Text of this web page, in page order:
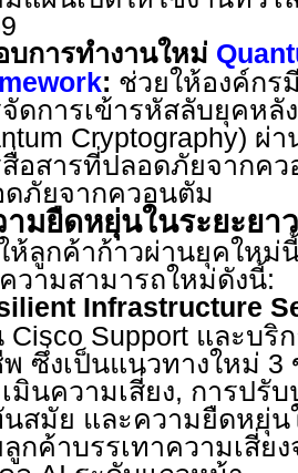
บการทำงานใหม่
: ช่วยให้องค์กร
ดการเข้ารหัสลับยุคหลั
Cryptography) ผ่า
สื่อสารที่ปลอดภัยจาก
ดภัยจากควอนตัม
ามยืดหยุ่นในระยะยา
ห้ลูกค้าก้าวผ่านยุคใหม่
วามสามารถใหม่ดังนี้:
Infrastructure
Cisco Support และบริ
ซึ่งเป็นแนวทางใหม่ 3
มินความเสี่ยง, การปรับ
สมัย และความยืดหยุ่น
กค้าบรรเทาความเสี่ย